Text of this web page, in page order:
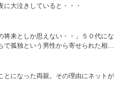
に大泣きしていると・・・
将来としか思えない・・」５０代にな
で孤独という男性から寄せられた相
とになった両親。その理由にネットが